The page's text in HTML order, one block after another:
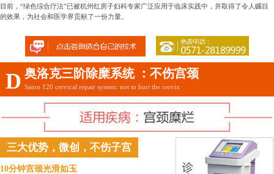
目前，“绿色综合疗法”已被杭州红房子妇科专家广泛应用于临床实践中，并取得了令人瞩目
的效果，为社会和医学界贡献了一份力量。
D 奥洛克三阶除糜系统 ：不伤宫颈
Saton 120 cervical repair system: not to hurt the cervix
三大优势，微创，不伤子宫
10分钟宫颈光滑如玉